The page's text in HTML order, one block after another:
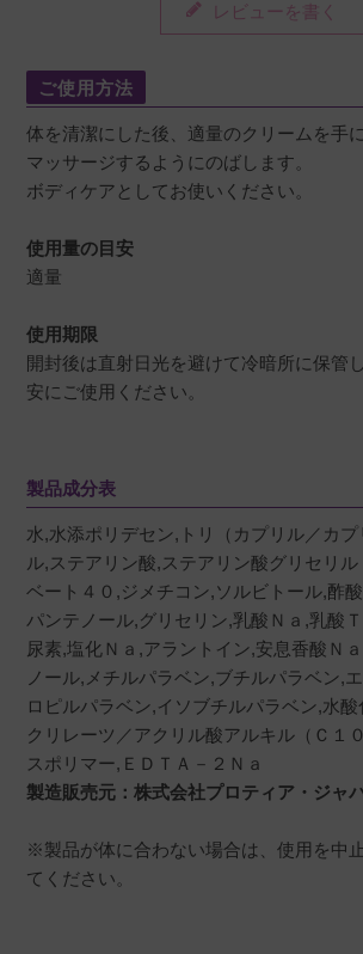
レビューを書く
ご使用方法
体を清潔にした後、適量のクリームを手
マッサージするようにのばします。
ボディケアとしてお使いください。
使用量の目安
適量
使用期限
開封後は直射日光を避けて冷暗所に保管
安にご使用ください。
製品成分表
水,水添ポリデセン,トリ（カプリル／カプ
ル,ステアリン酸,ステアリン酸グリセリ
ベート４０,ジメチコン,ソルビトール,酢
パンテノール,グリセリン,乳酸Ｎａ,乳酸
尿素,塩化Ｎａ,アラントイン,安息香酸Ｎ
ノール,メチルパラベン,ブチルパラベン,
ロピルパラベン,イソブチルパラベン,水
クリレーツ／アクリル酸アルキル（Ｃ１
スポリマー,ＥＤＴＡ－２Ｎａ
製造販売元：株式会社プロティア・ジャ
※製品が体に合わない場合は、使用を中
てください。